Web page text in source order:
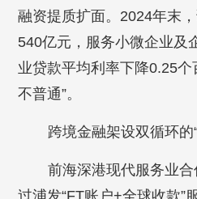
融资提质扩面。2024年末
540亿元，服务小微企业及
业贷款平均利率下降0.25
不普通”。
跨境金融架设双循环的“
前海深港现代服务业